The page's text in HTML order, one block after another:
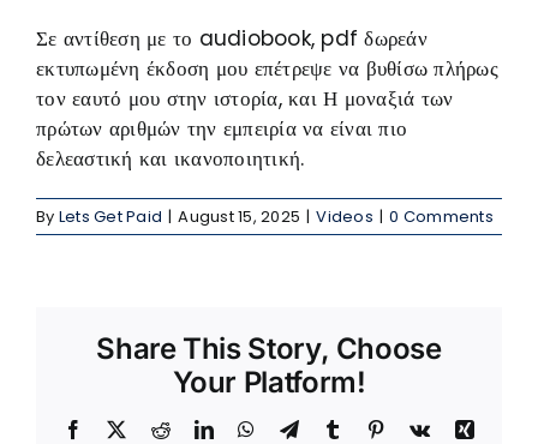
Σε αντίθεση με το audiobook, pdf δωρεάν
εκτυπωμένη έκδοση μου επέτρεψε να βυθίσω πλήρως
τον εαυτό μου στην ιστορία, και Η μοναξιά των
πρώτων αριθμών την εμπειρία να είναι πιο
δελεαστική και ικανοποιητική.
By Lets Get Paid | August 15, 2025 | Videos | 0 Comments
Share This Story, Choose
Your Platform!
Facebook RedditLinkedInWhatsApp
TelegramTumblr Pinterest
Vk
Xing